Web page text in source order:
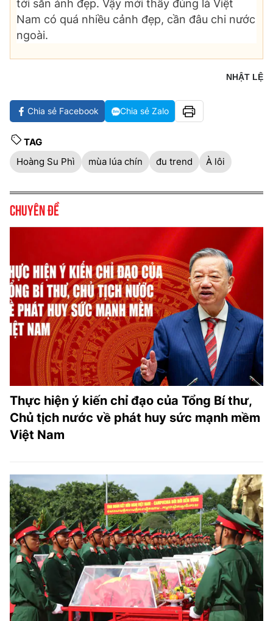
tới săn ảnh đẹp. Vậy mới thấy đúng là Việt
Nam có quá nhiều cảnh đẹp, cần đâu chi nước
ngoài.
NHẬT LỆ
Chia sẻ Facebook Chia sẻ Zalo
TAG
Hoàng Su Phì
mùa lúa chín đu trend À lôi
Chuyên đề
Thực hiện ý kiến chỉ đạo của Tổng Bí thư,
Chủ tịch nước về phát huy sức mạnh mềm
Việt Nam